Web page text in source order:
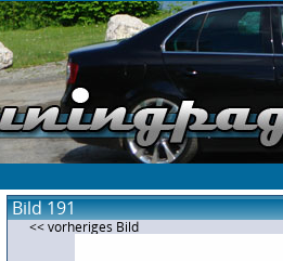
Bild 191
<< vorheriges Bild